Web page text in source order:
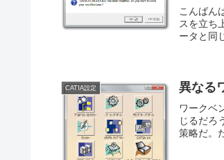
こんばん
スを立ち
ータと同
CATIA設定 異なる
ワークベ
じるだろ
策略だ。